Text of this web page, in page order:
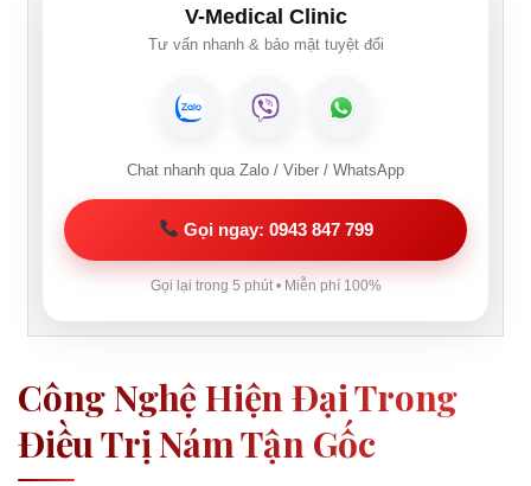
V-Medical Clinic
Tư vấn nhanh & bảo mật tuyệt đối
Chat nhanh qua Zalo / Viber / WhatsApp
Gọi ngay: 0943 847 799
Gọi lại trong 5 phút • Miễn phí 100%
Công Nghệ Hiện Đại Trong
Điều Trị Nám Tận Gốc